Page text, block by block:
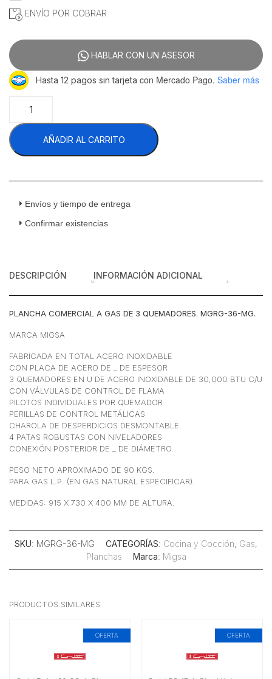
ENVÍO POR COBRAR
HABLAR CON UN ASESOR
Hasta 12 pagos sin tarjeta con Mercado Pago. Saber más
MGRG-
36-
MG
Plancha
Gas
Quemadores
Inoxidable
AÑADIR AL CARRITO
Envíos y tiempo de entrega
Confirmar existencias
DESCRIPCIÓN INFORMACIÓN ADICIONAL
PLANCHA COMERCIAL A GAS DE 3 QUEMADORES. MGRG-36-MG.
MARCA MIGSA
FABRICADA EN TOTAL ACERO INOXIDABLE
CON PLACA DE ACERO DE _ DE ESPESOR
3 QUEMADORES EN U DE ACERO INOXIDABLE DE 30,000 BTU C/U
CON VÁLVULAS DE CONTROL DE FLAMA
PILOTOS INDIVIDUALES POR QUEMADOR
PERILLAS DE CONTROL METÁLICAS
CHAROLA DE DESPERDICIOS DESMONTABLE
4 PATAS ROBUSTAS CON NIVELADORES
CONEXIÓN POSTERIOR DE _ DE DIÁMETRO.
PESO NETO APROXIMADO DE 90 KGS.
PARA GAS L.P. (EN GAS NATURAL ESPECIFICAR).
MEDIDAS: 915 X 730 X 400 MM DE ALTURA.
SKU: MGRG-36-MG CATEGORÍAS: Cocina y Cocción, Gas,
Planchas
Marca: Migsa
PRODUCTOS SIMILARES
OFERTA OFERTA